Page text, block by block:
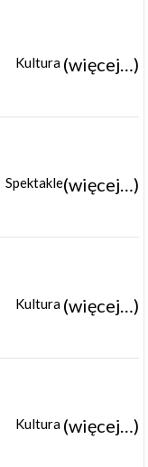
Kultura (więcej…)
Spektakle(więcej…)
Kultura (więcej…)
Kultura (więcej…)